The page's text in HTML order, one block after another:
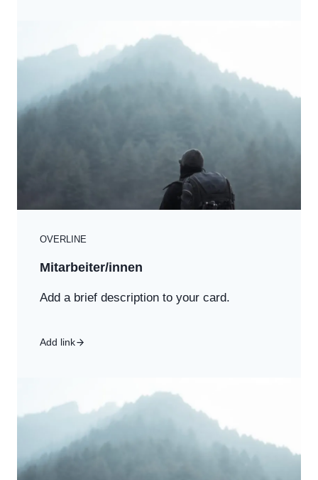
OVERLINE
Mitarbeiter/innen
Add a brief description to your card.
Add link